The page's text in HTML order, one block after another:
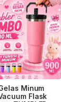
Minum
Flask